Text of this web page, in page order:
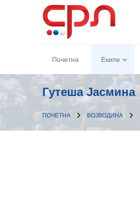
Почетна Екипе
Гутеша Јасмина
ПОЧЕТНА ВОЈВОДИНА